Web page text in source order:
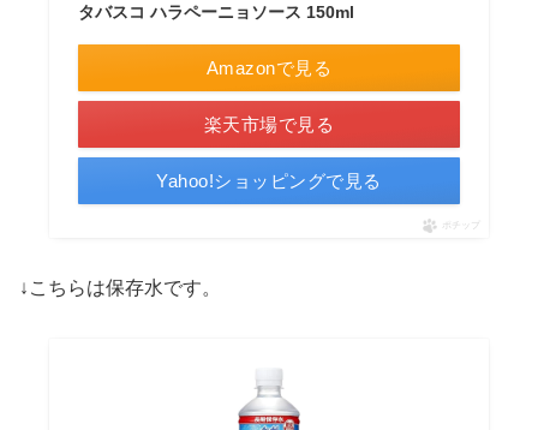
タバスコ ハラペーニョソース 150ml
Amazonで見る
楽天市場で見る
Yahoo!ショッピングで見る
ポチップ
↓こちらは保存水です。